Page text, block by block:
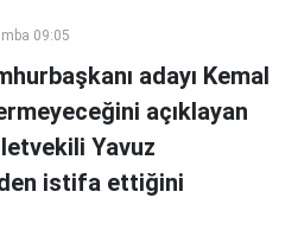
09:05
adayı Kemal
açıklayan
Yavuz
istifa ettiğini